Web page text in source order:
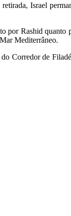
Israel
por Rashid quanto
Mediterrâneo.
Corredor de